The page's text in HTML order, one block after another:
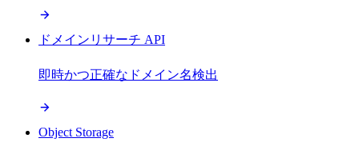
ドメインリサーチ API
即時かつ正確なドメイン名検出
Object Storage